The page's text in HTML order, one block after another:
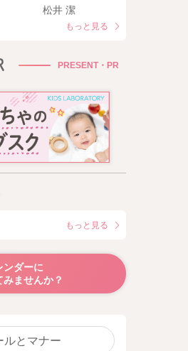
松井 潔
もっと見る
PRESENT・PR
もっと見る
ンダーに
ませんか？
ルとマナー